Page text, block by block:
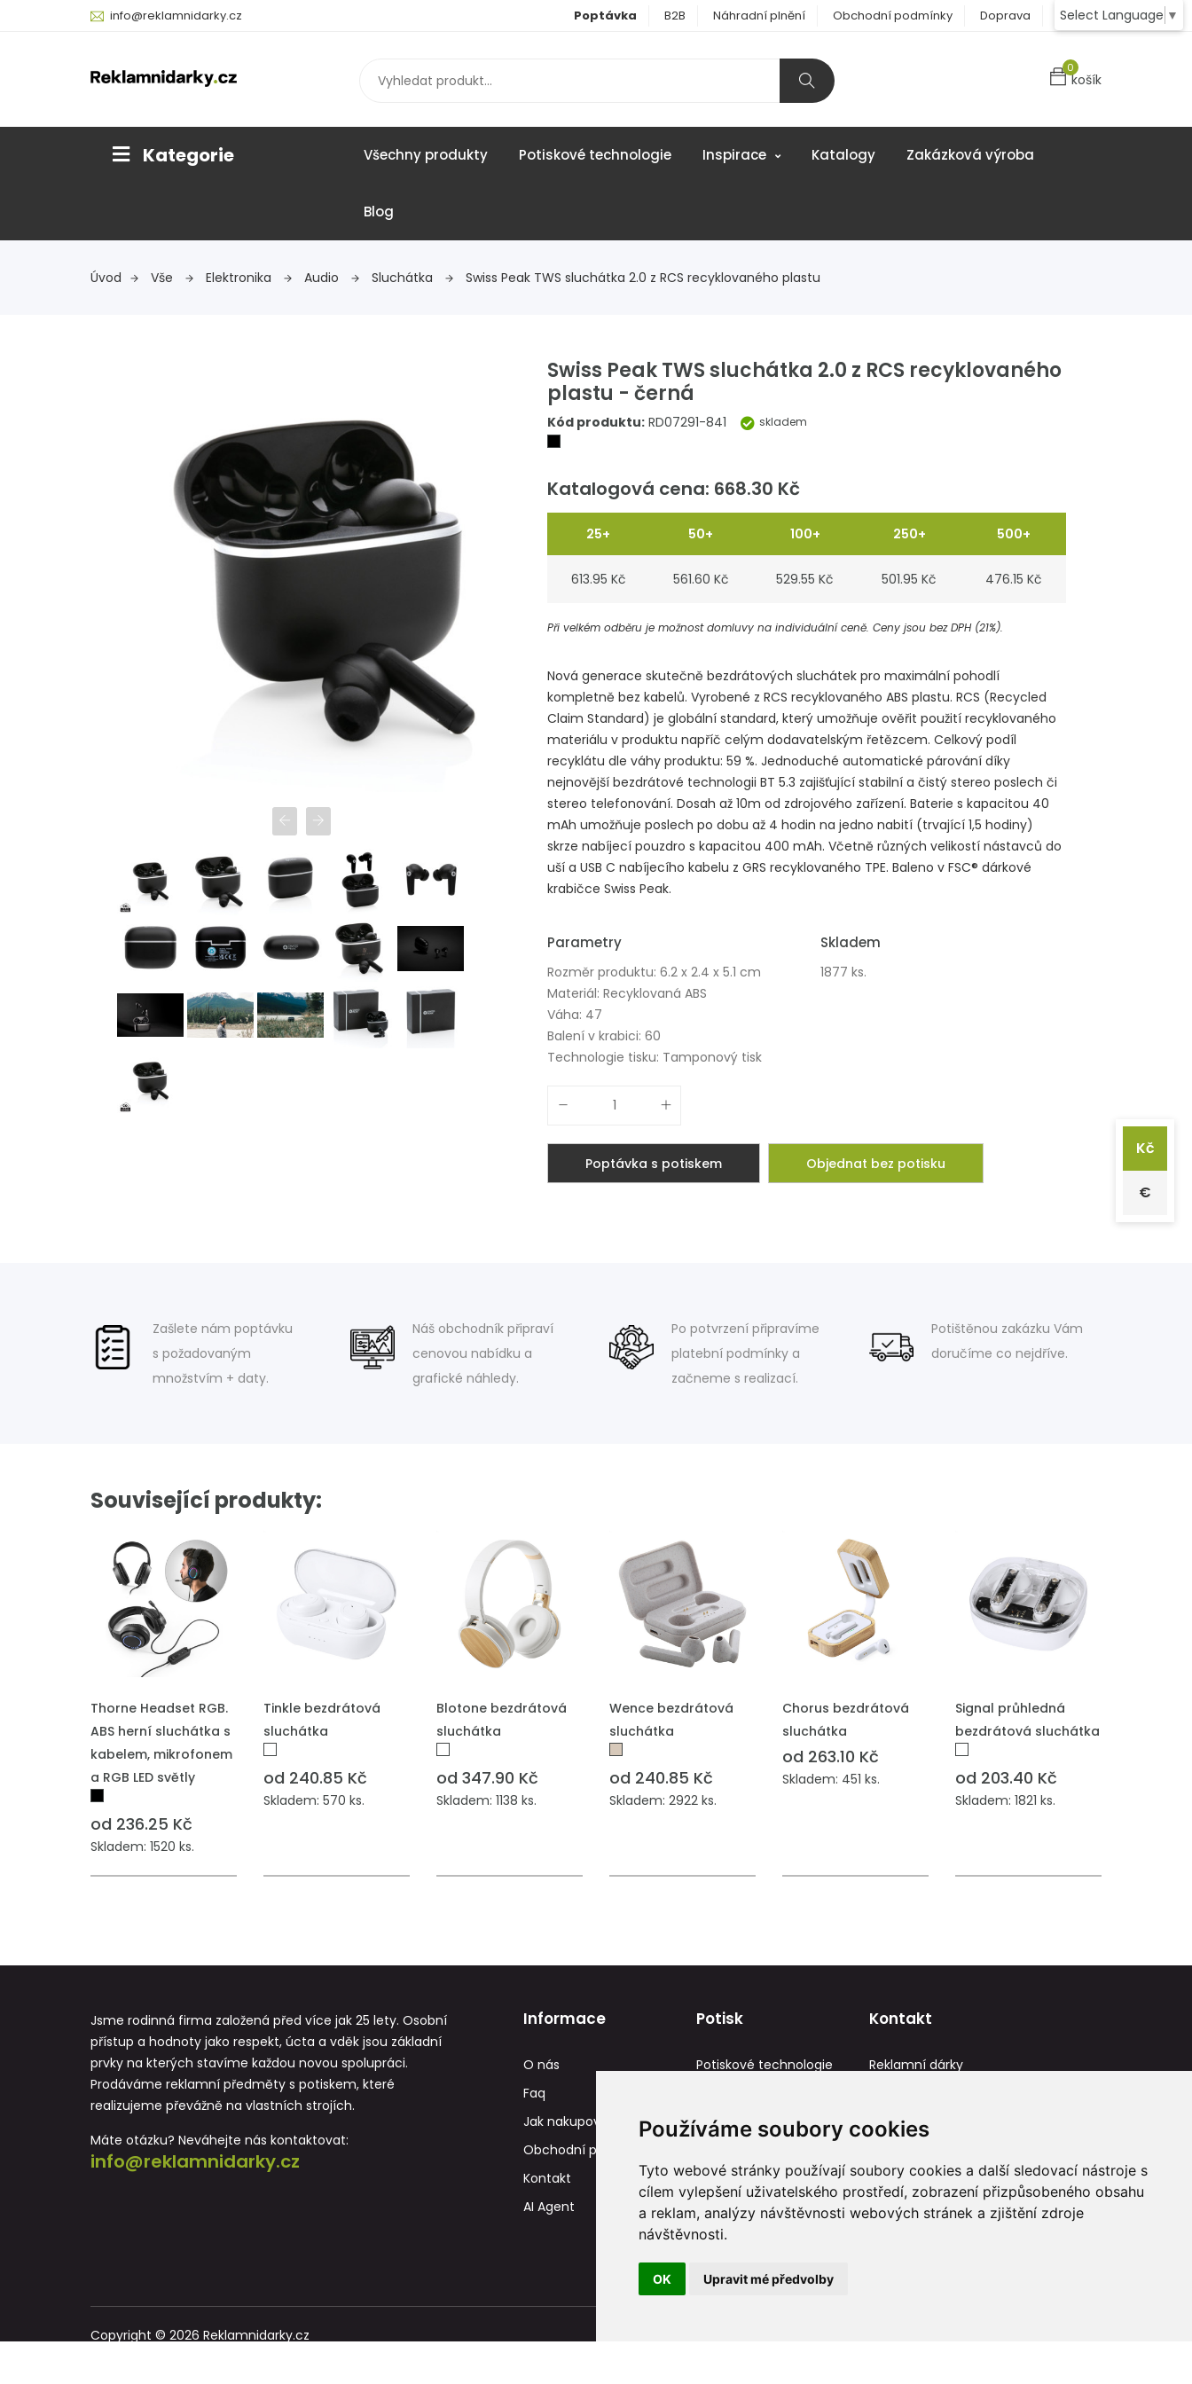
Používáme soubory cookies
Tyto webové stránky používají soubory cookies a další sledovací nástroje s
cílem vylepšení uživatelského prostředí, zobrazení přizpůsobeného obsahu
a reklam, analýzy návštěvnosti webových stránek a zjištění zdroje
návštěvnosti.
OK Upravit mé předvolby
Select Language ▼
info@reklamnidarky.cz Poptávka B2B Náhradní plnění Obchodní podmínky Doprava Kontakt
0
košík
Kategorie Všechny produkty Potiskové technologie Inspirace Katalogy Zakázková výroba
Blog
Úvod Vše Elektronika Audio Sluchátka Swiss Peak TWS sluchátka 2.0 z RCS recyklovaného plastu
Swiss Peak TWS sluchátka 2.0 z RCS recyklovaného
plastu - černá
Kód produktu: RD07291-841 skladem
Katalogová cena: 668.30 Kč
25+ 50+ 100+ 250+ 500+
613.95 Kč 561.60 Kč 529.55 Kč 501.95 Kč 476.15 Kč
Při velkém odběru je možnost domluvy na individuální ceně. Ceny jsou bez DPH (21%).
Nová generace skutečně bezdrátových sluchátek pro maximální pohodlí
kompletně bez kabelů. Vyrobené z RCS recyklovaného ABS plastu. RCS (Recycled
Claim Standard) je globální standard, který umožňuje ověřit použití recyklovaného
materiálu v produktu napříč celým dodavatelským řetězcem. Celkový podíl
recyklátu dle váhy produktu: 59 %. Jednoduché automatické párování díky
nejnovější bezdrátové technologii BT 5.3 zajišťující stabilní a čistý stereo poslech či
stereo telefonování. Dosah až 10m od zdrojového zařízení. Baterie s kapacitou 40
mAh umožňuje poslech po dobu až 4 hodin na jedno nabití (trvající 1,5 hodiny)
skrze nabíjecí pouzdro s kapacitou 400 mAh. Včetně různých velikostí nástavců do
uší a USB C nabíjecího kabelu z GRS recyklovaného TPE. Baleno v FSC® dárkové
krabičce Swiss Peak.
Parametry
Rozměr produktu: 6.2 x 2.4 x 5.1 cm
Materiál: Recyklovaná ABS
Váha: 47
Balení v krabici: 60
Technologie tisku: Tamponový tisk
Skladem
1877 ks.
Poptávka s potiskem Objednat bez potisku
Zašlete nám poptávku
s požadovaným
množstvím + daty.
Náš obchodník připraví
cenovou nabídku a
grafické náhledy.
Po potvrzení připravíme
platební podmínky a
začneme s realizací.
Potištěnou zakázku Vám
doručíme co nejdříve.
Související produkty:
PŘIDAT DO POPTÁVKY
Thorne Headset RGB.
ABS herní sluchátka s
kabelem, mikrofonem
a RGB LED světly
od 236.25 Kč
Skladem: 1520 ks.
PŘIDAT DO POPTÁVKY
Tinkle bezdrátová
sluchátka
od 240.85 Kč
Skladem: 570 ks.
PŘIDAT DO POPTÁVKY
Blotone bezdrátová
sluchátka
od 347.90 Kč
Skladem: 1138 ks.
PŘIDAT DO POPTÁVKY
Wence bezdrátová
sluchátka
od 240.85 Kč
Skladem: 2922 ks.
PŘIDAT DO POPTÁVKY
Chorus bezdrátová
sluchátka
od 263.10 Kč
Skladem: 451 ks.
PŘIDAT DO POPTÁVKY
Signal průhledná
bezdrátová sluchátka
od 203.40 Kč
Skladem: 1821 ks.
Jsme rodinná firma založená před více jak 25 lety. Osobní
přístup a hodnoty jako respekt, úcta a vděk jsou základní
prvky na kterých stavíme každou novou spolupráci.
Prodáváme reklamní předměty s potiskem, které
realizujeme převážně na vlastních strojích.
Máte otázku? Neváhejte nás kontaktovat:
info@reklamnidarky.cz
Informace
O nás
Faq
Jak nakupovat
Obchodní podmínky
Kontakt
AI Agent
Potisk
Potiskové technologie
Tisková data
Kontakt
Reklamní dárky
+420 736 787 715
Copyright © 2026 Reklamnidarky.cz
Kč
€